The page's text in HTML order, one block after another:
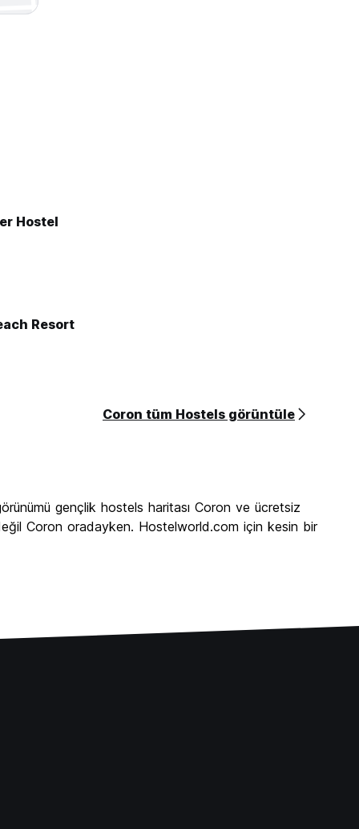
Hostel
Resort
Coron tüm Hostels görüntüle
gençlik hostels haritası Coron ve ücretsiz
Coron oradayken. Hostelworld.com için kesin bir